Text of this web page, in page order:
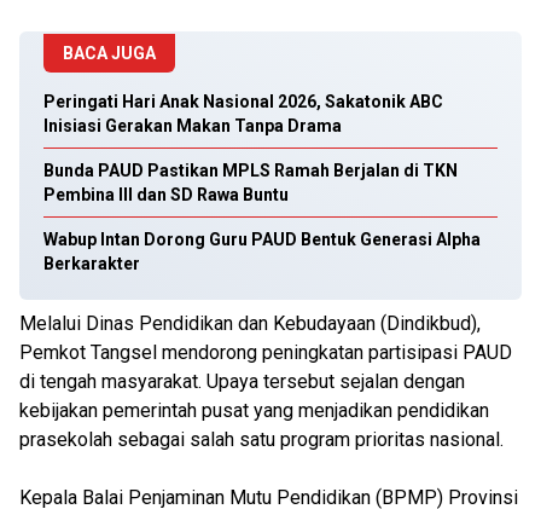
BACA JUGA
Peringati Hari Anak Nasional 2026, Sakatonik ABC
Inisiasi Gerakan Makan Tanpa Drama
Bunda PAUD Pastikan MPLS Ramah Berjalan di TKN
Pembina III dan SD Rawa Buntu
Wabup Intan Dorong Guru PAUD Bentuk Generasi Alpha
Berkarakter
Melalui Dinas Pendidikan dan Kebudayaan (Dindikbud),
Pemkot Tangsel mendorong peningkatan partisipasi PAUD
di tengah masyarakat. Upaya tersebut sejalan dengan
kebijakan pemerintah pusat yang menjadikan pendidikan
prasekolah sebagai salah satu program prioritas nasional.
Kepala Balai Penjaminan Mutu Pendidikan (BPMP) Provinsi